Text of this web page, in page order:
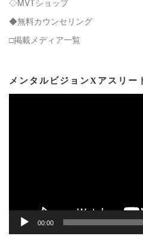
◆無料カウンセリング
□掲載メディア一覧
メンタルビジョンXアスリー
00:00